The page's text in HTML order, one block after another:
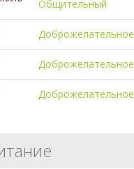
Общительный
Доброжелательное
Доброжелательное
Доброжелательное